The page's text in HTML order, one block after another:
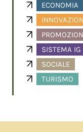
ECONOMIA
SISTEMA IG
SOCIALE
TURISMO